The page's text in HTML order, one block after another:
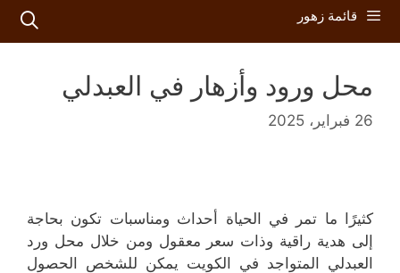
قائمة زهور
محل ورود وأزهار في العبدلي
26 فبراير، 2025
كثيرًا ما تمر في الحياة أحداث ومناسبات تكون بحاجة
إلى هدية راقية وذات سعر معقول ومن خلال محل ورد
العبدلي المتواجد في الكويت يمكن للشخص الحصول